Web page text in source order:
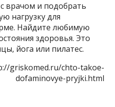
врачом и подобрать
нагрузку для
Найдите любимую
здоровья. Это
йога или пилатес.
griskomed.ru/chto-takoe-
dofaminovye-pryjki.html